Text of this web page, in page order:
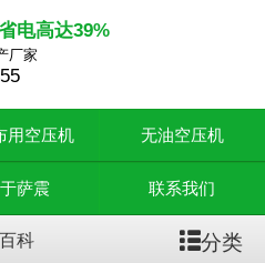
电高达39%
厂家
用空压机 无油空压机
萨震 联系我们
科 分类